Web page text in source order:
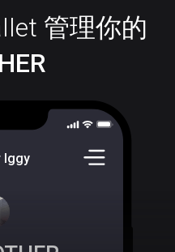
管理你的
Iggy